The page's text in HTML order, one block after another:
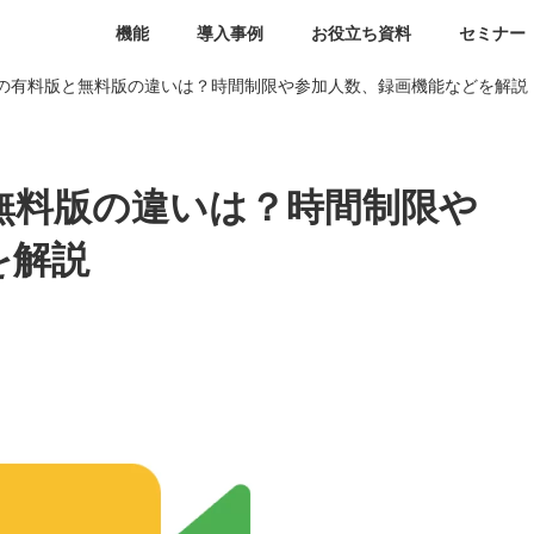
機能 導入事例 お役立ち資料 セミナー
有料版と無料版の違いは？時間制限や参加人数、録画機能などを解説
版の違いは？時間制限や
解説